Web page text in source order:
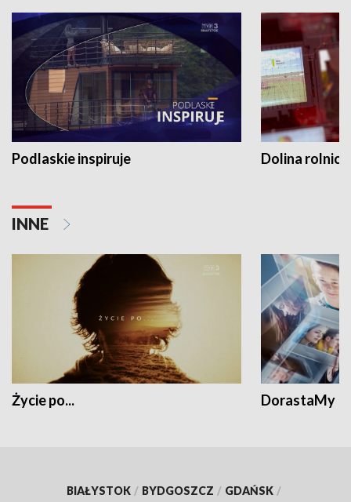
Podlaskie inspiruje Dolina
INNE
Życie po... DorastaMy
BIAŁYSTOK / BYDGOSZCZ / GDAŃSK /